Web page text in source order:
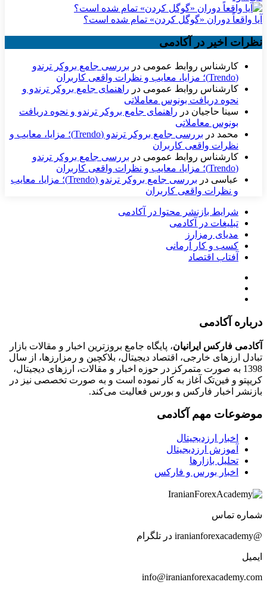
آیا واقعاً دوران «گوگل کردن» تمام شده است؟
نظرات اخیر در آکادمی
کارشناس روابط عمومی در بررسی جامع بروکر ترندو
(Trendo)؛ مزایا، معایب و نظرات واقعی کاربران
کارشناس روابط عمومی در راهنمای جامع بروکر ترندو و
نحوه دریافت بونوس معاملاتی
سینا حاجیان در راهنمای جامع بروکر ترندو و نحوه دریافت
بونوس معاملاتی
محمد در
بررسی جامع بروکر ترندو (Trendo)؛ مزایا، معایب و
نظرات واقعی کاربران
کارشناس روابط عمومی در بررسی جامع بروکر ترندو
(Trendo)؛ مزایا، معایب و نظرات واقعی کاربران
عباسی در
بررسی جامع بروکر ترندو (Trendo)؛ مزایا، معایب
و نظرات واقعی کاربران
شرایط بازنشر محتوا در آکادمی
تبلیغات در آکادمی
مدیای رمزارز
کسب و کار آرمانی
آفتاب اقتصاد
درباره آکادمی
آکادمی فارکس ایرانیان، پایگاه جامع بروزترین اخبار و مقالات بازار
تبادل ارزهای خارجی، اقتصاد دیجیتال، بلاکچین و رمزارزها، از سال
1398 به صورت متمرکز در حوزه اخبار و مقالات، ارزهای‌ دیجیتال،
کریپتو و فین‌تک آغاز به کار نموده است و به صورت تخصصی نیز در
بازنشر اخبار فارکس و بورس فعالیت می‌کند.
موضوعات مهم آکادمی
اخبار ارزدیجیتال
آموزش ارزدیجیتال
تحلیل بازارها
اخبار بورس و فارکس
شماره تماس
@iranianforexacademy در تلگرام
ایمیل
info@iranianforexacademy.com